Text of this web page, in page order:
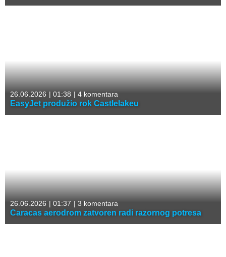
26.06.2026 | 01:38 | 4 komentara
EasyJet produžio rok Castlelakeu
26.06.2026 | 01:37 | 3 komentara
Caracas aerodrom zatvoren radi razornog potresa